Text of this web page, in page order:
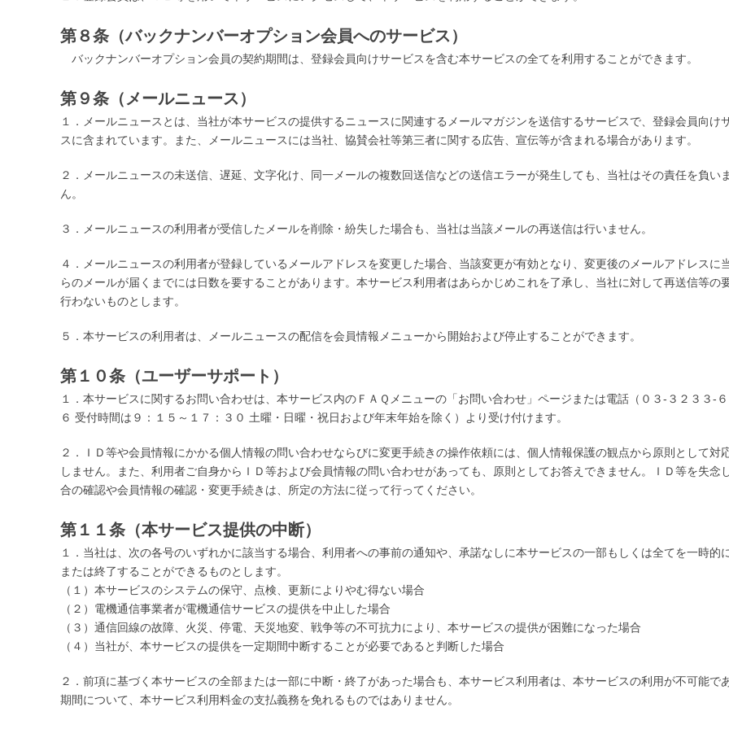
第８条（バックナンバーオプション会員へのサービス）
バックナンバーオプション会員の契約期間は、登録会員向けサービスを含む本サービスの全てを利用することができます。
第９条（メールニュース）
１．メールニュースとは、当社が本サービスの提供するニュースに関連するメールマガジンを送信するサービスで、登録会員向け
スに含まれています。また、メールニュースには当社、協賛会社等第三者に関する広告、宣伝等が含まれる場合があります。
２．メールニュースの未送信、遅延、文字化け、同一メールの複数回送信などの送信エラーが発生しても、当社はその責任を負い
ん。
３．メールニュースの利用者が受信したメールを削除・紛失した場合も、当社は当該メールの再送信は行いません。
４．メールニュースの利用者が登録しているメールアドレスを変更した場合、当該変更が有効となり、変更後のメールアドレスに
らのメールが届くまでには日数を要することがあります。本サービス利用者はあらかじめこれを了承し、当社に対して再送信等の
行わないものとします。
５．本サービスの利用者は、メールニュースの配信を会員情報メニューから開始および停止することができます。
第１０条（ユーザーサポート）
１．本サービスに関するお問い合わせは、本サービス内のＦＡＱメニューの「お問い合わせ」ページまたは電話（０３-３２３３-６
６ 受付時間は９：１５～１７：３０ 土曜・日曜・祝日および年末年始を除く）より受け付けます。
２．ＩＤ等や会員情報にかかる個人情報の問い合わせならびに変更手続きの操作依頼には、個人情報保護の観点から原則として対
しません。また、利用者ご自身からＩＤ等および会員情報の問い合わせがあっても、原則としてお答えできません。ＩＤ等を失念
合の確認や会員情報の確認・変更手続きは、所定の方法に従って行ってください。
第１１条（本サービス提供の中断）
１．当社は、次の各号のいずれかに該当する場合、利用者への事前の通知や、承諾なしに本サービスの一部もしくは全てを一時的
または終了することができるものとします。
（１）本サービスのシステムの保守、点検、更新によりやむ得ない場合
（２）電機通信事業者が電機通信サービスの提供を中止した場合
（３）通信回線の故障、火災、停電、天災地変、戦争等の不可抗力により、本サービスの提供が困難になった場合
（４）当社が、本サービスの提供を一定期間中断することが必要であると判断した場合
２．前項に基づく本サービスの全部または一部に中断・終了があった場合も、本サービス利用者は、本サービスの利用が不可能で
期間について、本サービス利用料金の支払義務を免れるものではありません。